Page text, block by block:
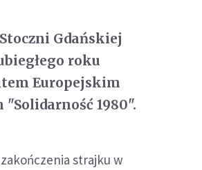
Gdańskiej
roku
Europejskim
1980".
strajku w